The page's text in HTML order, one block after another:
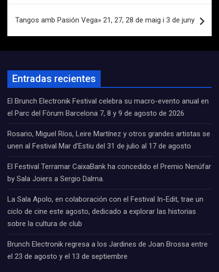
Tangos amb Pasión Vega» 21, 27, 28 de maig i 3 de juny
Entradas recientes
El Brunch Electronik Festival celebra su macro-evento anual en
el Parc del Fòrum Barcelona 7, 8 y 9 de agosto de 2026
Rosario, Miguel Ríos, Leire Martínez y otros grandes artistas se
unen al Festival Mar d’Estiu del 31 de julio al 17 de agosto
El Festival Terramar CaixaBank ha concedido el Premio Nenúfar
by Sala Joiers a Sergio Dalma.
La Sala Apolo, en colaboración con el Festival In-Edit, trae un
ciclo de cine este agosto, dedicado a explorar las historias
sobre la cultura de club
Brunch Electronik regresa a los Jardines de Joan Brossa entre
el 23 de agosto y el 13 de septiembre